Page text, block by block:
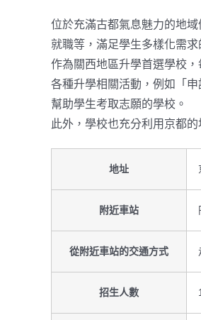
位於充滿古都氣息魅力的地
就職等，滿足學生多樣化需求
作為關西地區升學首選學校
各種升學相關活動，例如「
幫助學生考取志願的學校。
此外，學校也充分利用京都
地址
附近車站
從附近車站的交通方式
招生人數